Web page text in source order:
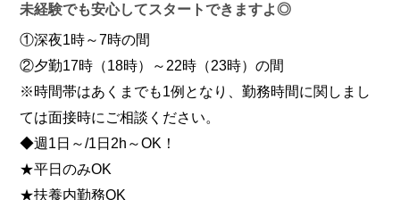
未経験でも安心してスタートできますよ◎
①深夜1時～7時の間
②夕勤17時（18時）～22時（23時）の間
※時間帯はあくまでも1例となり、勤務時間に関しまし
ては面接時にご相談ください。
◆週1日～/1日2h～OK！
★平日のみOK
★扶養内勤務OK